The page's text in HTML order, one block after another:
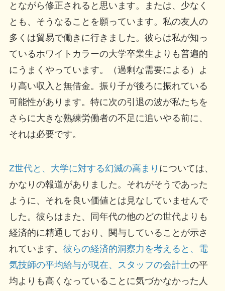
とながら修正されると思います。または、少なく
とも、そうなることを願っています。私の友人の
多くは貿易で働きに行きました。彼らは私が知っ
ているホワイトカラーの大学卒業生よりも普遍的
にうまくやっています。（過剰な需要による）よ
り高い収入と無借金。振り子が後ろに振れている
可能性があります。特に次の引退の波が私たちを
さらに大きな熟練労働者の不足に追いやる前に、
それは必要です。
Z世代と、大学に対する幻滅の高まり については、
かなりの報道がありました。それがそうであった
ように、それを良い価値とは見なしていませんで
した。彼らはまた、同年代の他のどの世代よりも
経済的に精通しており、関与していることが示さ
れています。 彼らの経済的洞察力を考えると、電
気技師の平均給与が現在、
スタッフの会計士の平
均よりも高くなっていることに気づかなかった人